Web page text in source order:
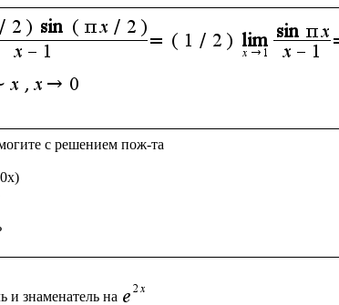
с решением пож-та
и знаменатель на